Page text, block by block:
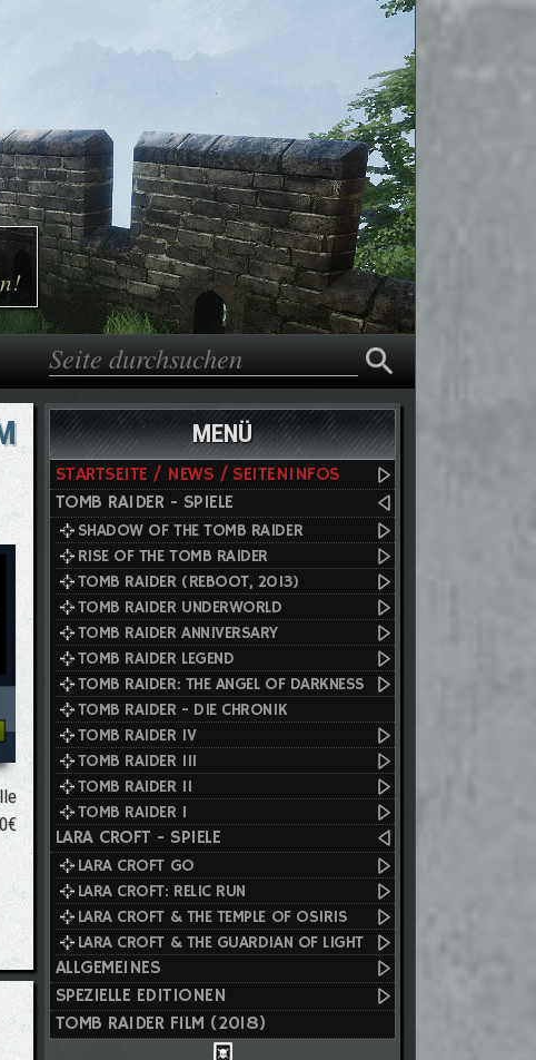
Suchformular
Suche
IM BUNDLE FÜR 38,90€ AUF STEAM
MENÜ
STARTSEITE / NEWS / SEITENINFOS
TOMB RAIDER - SPIELE
SHADOW OF THE TOMB RAIDER
RISE OF THE TOMB RAIDER
TOMB RAIDER (REBOOT, 2013)
TOMB RAIDER UNDERWORLD
TOMB RAIDER ANNIVERSARY
TOMB RAIDER LEGEND
TOMB RAIDER: THE ANGEL OF DARKNESS
TOMB RAIDER - DIE CHRONIK
TOMB RAIDER IV
TOMB RAIDER III
TOMB RAIDER II
TOMB RAIDER I
LARA CROFT - SPIELE
LARA CROFT GO
LARA CROFT: RELIC RUN
LARA CROFT & THE TEMPLE OF OSIRIS
LARA CROFT & THE GUARDIAN OF LIGHT
ALLGEMEINES
SPEZIELLE EDITIONEN
TOMB RAIDER FILM (2018)